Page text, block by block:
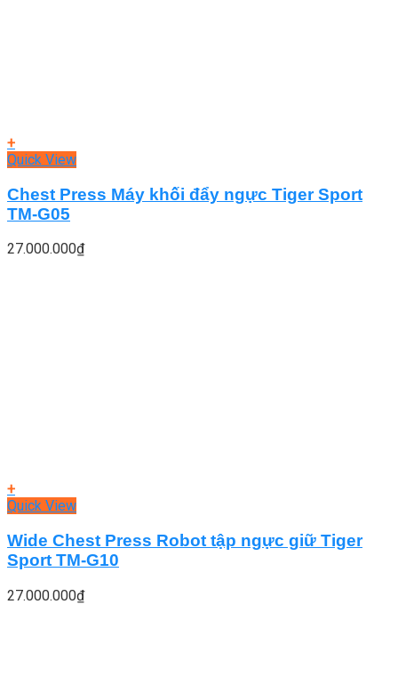
+
Quick View
Chest Press Máy khối đẩy ngực Tiger Sport
TM-G05
27.000.000₫
+
Quick View
Wide Chest Press Robot tập ngực giữ Tiger
Sport TM-G10
27.000.000₫